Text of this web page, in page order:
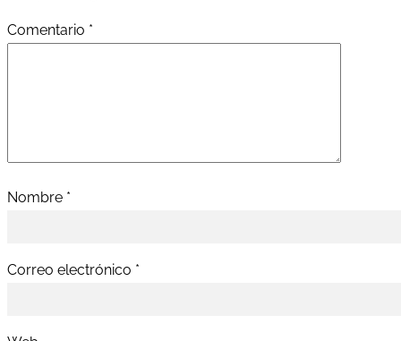
Comentario *
Nombre *
Correo electrónico *